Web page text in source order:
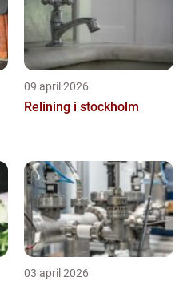
09 april 2026
Relining i stockholm
03 april 2026